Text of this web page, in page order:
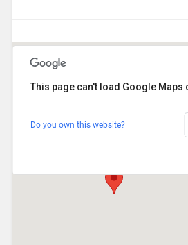
Veranstaltungen
This page can't load Google Maps
Do you own this website?